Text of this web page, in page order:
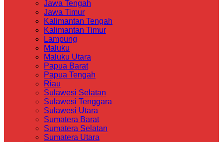
Jawa Tengah
Jawa Timur
Kalimantan Tengah
Kalimantan Timur
Lampung
Maluku
Maluku Utara
Papua Barat
Papua Tengah
Riau
Sulawesi Selatan
Sulawesi Tenggara
Sulawesi Utara
Sumatera Barat
Sumatera Selatan
Sumatera Utara